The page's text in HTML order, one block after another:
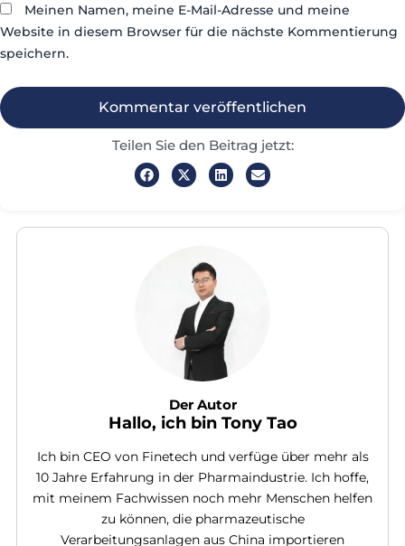
Meinen Namen, meine E-Mail-Adresse und meine
Website in diesem Browser für die nächste Kommentierung
speichern.
Teilen Sie den Beitrag jetzt:
Der Autor
Hallo, ich bin Tony Tao
Ich bin CEO von Finetech und verfüge über mehr als
10 Jahre Erfahrung in der Pharmaindustrie. Ich hoffe,
mit meinem Fachwissen noch mehr Menschen helfen
zu können, die pharmazeutische
Verarbeitungsanlagen aus China importieren